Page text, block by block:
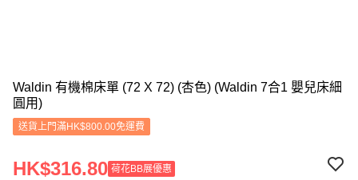
Waldin 有機棉床單 (72 X 72) (杏色) (Waldin 7合1 嬰兒床細
圓用)
送貨上門滿HK$800.00免運費
HK$316.80 荷花BB展優惠